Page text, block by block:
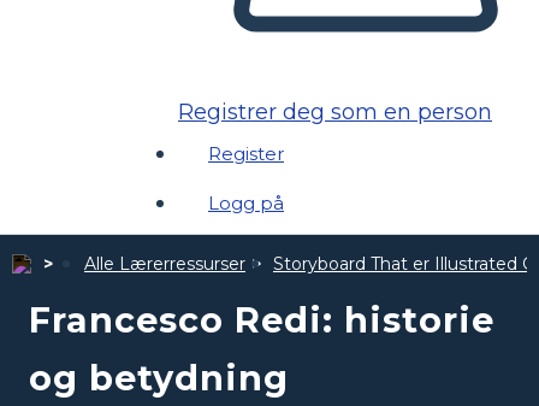
Registrer deg som en person
Register
Logg på
Alle Lærerressurser Storyboard That er Illustrated
Francesco Redi: historie
og betydning